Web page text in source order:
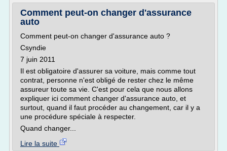
Comment peut-on changer d'assurance
auto
Comment peut-on changer d'assurance auto ?
Csyndie
7 juin 2011
Il est obligatoire d'assurer sa voiture, mais comme tout
contrat, personne n'est obligé de rester chez le même
assureur toute sa vie. C'est pour cela que nous allons
expliquer ici comment changer d'assurance auto, et
surtout, quand il faut procéder au changement, car il y a
une procédure spéciale à respecter.
Quand changer...
Lire la suite